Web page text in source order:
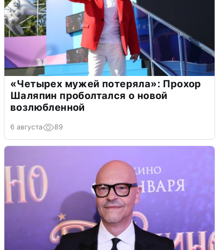
«Четырех мужей потеряла»: Прохор
Шаляпин проболтался о новой
возлюбленной
6 августа 89